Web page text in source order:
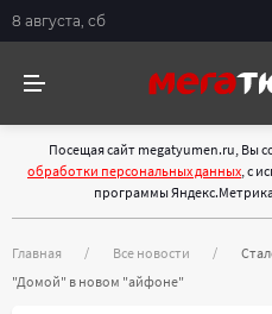
8 августа, сб
Посещая сайт megatyumen.ru, Вы
обработки персональных данных, с
программы
Главная Все новости
"Домой" в новом "айфоне"